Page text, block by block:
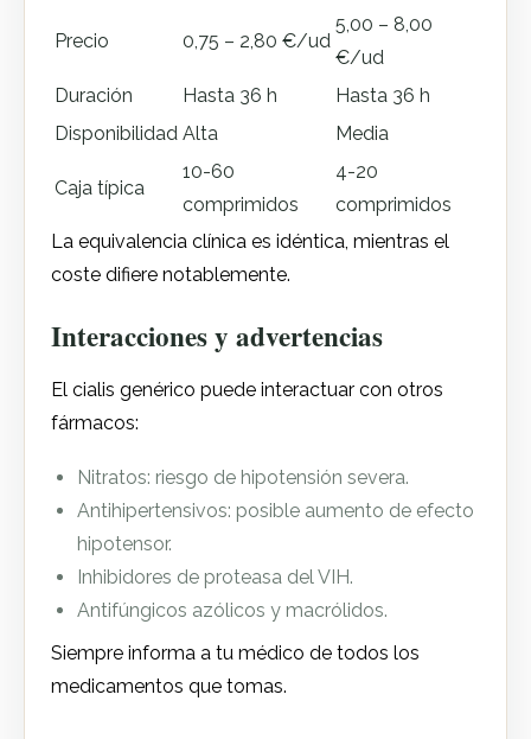
Precio 0,75 – 2,80 €/ud
5,00 – 8,00
€/ud
Duración
Hasta 36 h
Hasta 36 h
Disponibilidad Alta Media
Caja típica
10-60
comprimidos
4-20
comprimidos
La equivalencia clínica es idéntica, mientras el
coste difiere notablemente.
Interacciones y advertencias
El cialis genérico puede interactuar con otros
fármacos:
Nitratos: riesgo de hipotensión severa.
Antihipertensivos: posible aumento de efecto
hipotensor.
Inhibidores de proteasa del VIH.
Antifúngicos azólicos y macrólidos.
Siempre informa a tu médico de todos los
medicamentos que tomas.